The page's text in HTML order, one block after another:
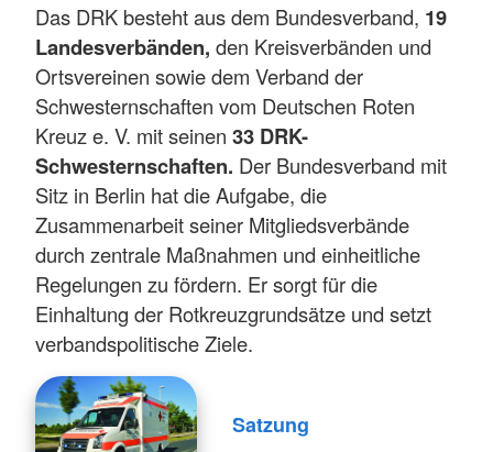
Das DRK besteht aus dem Bundesverband, 19
Landesverbänden, den Kreisverbänden und
Ortsvereinen sowie dem Verband der
Schwesternschaften vom Deutschen Roten
Kreuz e. V. mit seinen 33 DRK-
Schwesternschaften. Der Bundesverband mit
Sitz in Berlin hat die Aufgabe, die
Zusammenarbeit seiner Mitgliedsverbände
durch zentrale Maßnahmen und einheitliche
Regelungen zu fördern. Er sorgt für die
Einhaltung der Rotkreuzgrundsätze und setzt
verbandspolitische Ziele.
Satzung